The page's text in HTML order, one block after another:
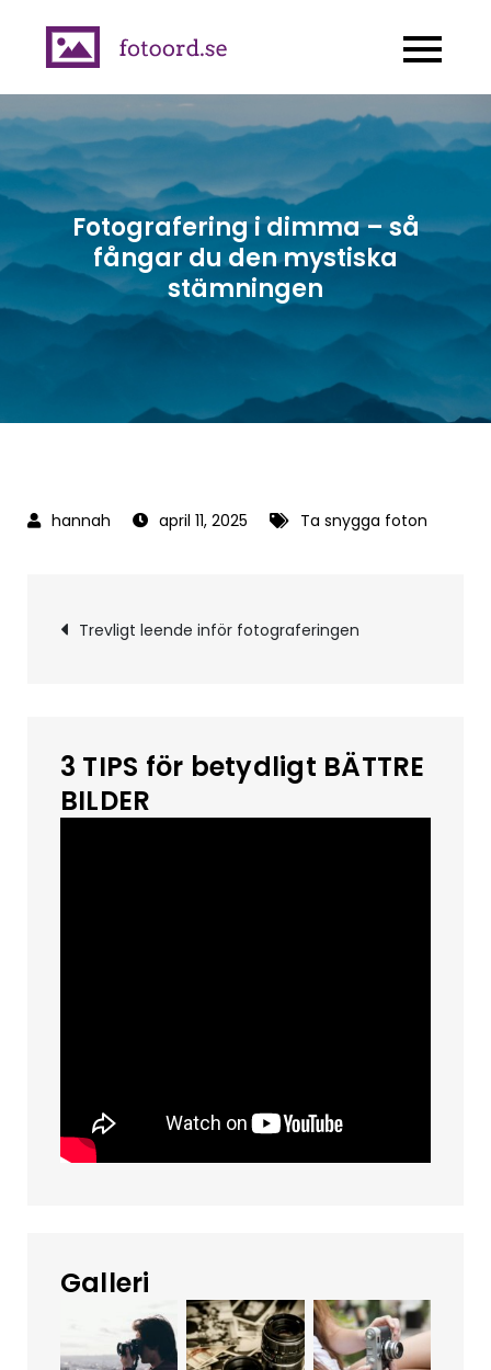
fotoord.se
inspireras och ta snygga
Fotografering i dimma – så
fångar du den mystiska
stämningen
april 11, 2025 Ta snygga foton
Inläggsnavigering
Trevligt leende inför fotograferingen
3 TIPS för betydligt BÄTTRE
BILDER
Galleri